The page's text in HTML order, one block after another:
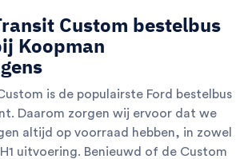
Custom bestelbus
Koopman
is de populairste Ford bestelbus
Daarom zorgen wij ervoor dat we
altijd op voorraad hebben, in zowel
uitvoering. Benieuwd of de Custom